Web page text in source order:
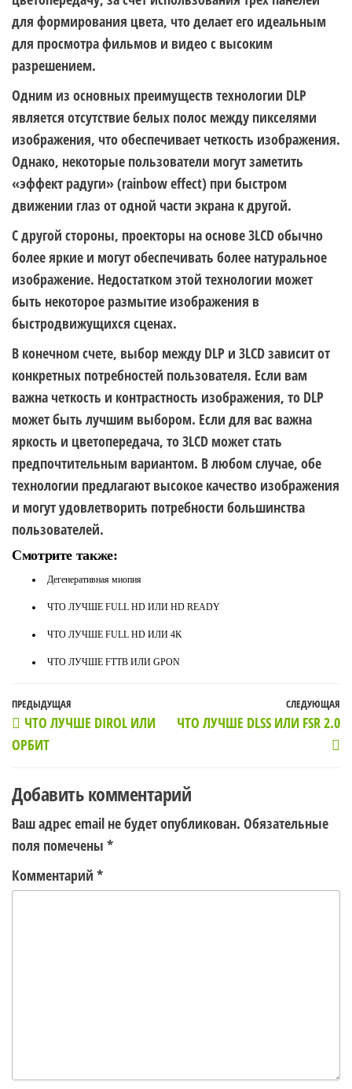
для формирования цвета, что делает его идеальным
для просмотра фильмов и видео с высоким
разрешением.
Одним из основных преимуществ технологии DLP
является отсутствие белых полос между пикселями
изображения, что обеспечивает четкость изображения.
Однако, некоторые пользователи могут заметить
«эффект радуги» (rainbow effect) при быстром
движении глаз от одной части экрана к другой.
С другой стороны, проекторы на основе 3LCD обычно
более яркие и могут обеспечивать более натуральное
изображение. Недостатком этой технологии может
быть некоторое размытие изображения в
быстродвижущихся сценах.
В конечном счете, выбор между DLP и 3LCD зависит от
конкретных потребностей пользователя. Если вам
важна четкость и контрастность изображения, то DLP
может быть лучшим выбором. Если для вас важна
яркость и цветопередача, то 3LCD может стать
предпочтительным вариантом. В любом случае, обе
технологии предлагают высокое качество изображения
и могут удовлетворить потребности большинства
пользователей.
Смотрите также:
Дегенеративная миопия
ЧТО ЛУЧШЕ FULL HD ИЛИ HD READY
ЧТО ЛУЧШЕ FULL HD ИЛИ 4K
ЧТО ЛУЧШЕ FTTB ИЛИ GPON
Навигация
по
записям
Предыдущая
запись
ПРЕДЫДУЩАЯ
ЧТО ЛУЧШЕ DIROL ИЛИ
ОРБИТ
СЛЕДУЮЩАЯ
ЧТО ЛУЧШЕ DLSS ИЛИ FSR 2.0
Добавить комментарий
Ваш адрес email не будет опубликован. Обязательные
поля помечены *
Комментарий *